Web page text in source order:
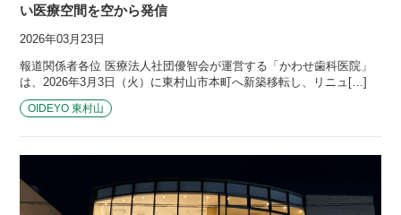
い医療空間を空から発信
2026年03月23日
報道関係者各位 医療法人社団優智会が運営する「かわせ歯科医院」
は、2026年3月3日（火）に東村山市本町へ新築移転し、リニュ[…]
OIDEYO 東村山